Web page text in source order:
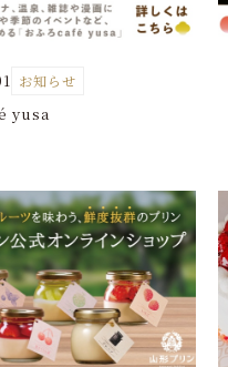
お知らせ
yusa